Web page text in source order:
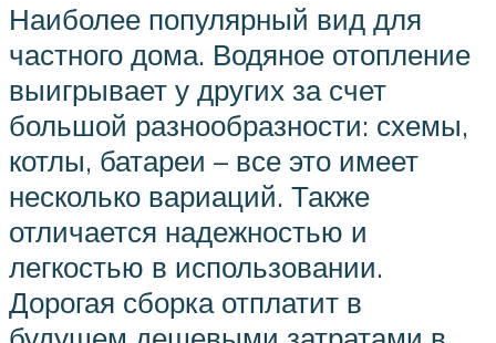
Наиболее популярный вид для
частного дома. Водяное отопление
выигрывает у других за счет
большой разнообразности: схемы,
котлы, батареи – все это имеет
несколько вариаций. Также
отличается надежностью и
легкостью в использовании.
Дорогая сборка отплатит в